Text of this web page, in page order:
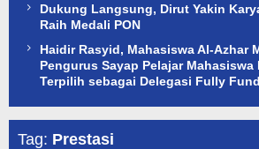
Dukung Langsung, Dirut Yakin
Raih Medali PON
Haidir Rasyid, Mahasiswa Al-Azhar
Pengurus Sayap Pelajar Mahasiswa
Terpilih sebagai Delegasi Fully
Tag: Prestasi